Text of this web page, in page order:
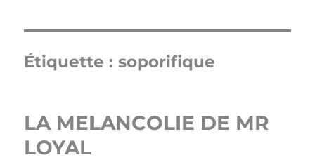
Étiquette :soporifique
LA MELANCOLIE DE MR
LOYAL